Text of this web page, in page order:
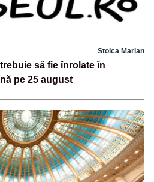
Stoica Marian
să fie înrolate în
pe 25 august